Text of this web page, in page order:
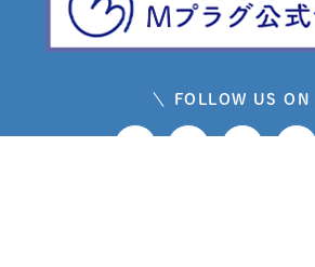
FOLLOW US ON